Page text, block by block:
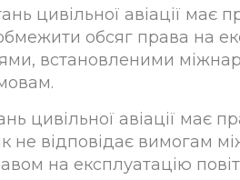
цивільної авіації має
обсяг права на
встановленими
цивільної авіації має
не відповідає вимогам
на експлуатацію